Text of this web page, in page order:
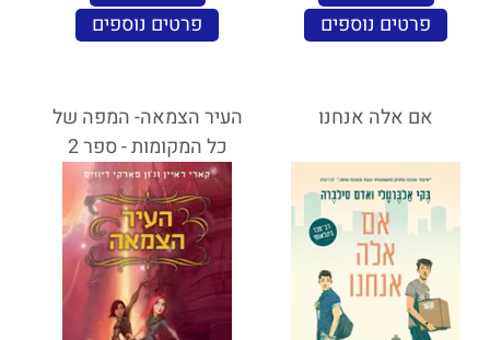
פרטים נוספים פרטים נוספים
אם אלה אנחנו
העיר הצמאה- המפה של
כל המקומות - ספר 2